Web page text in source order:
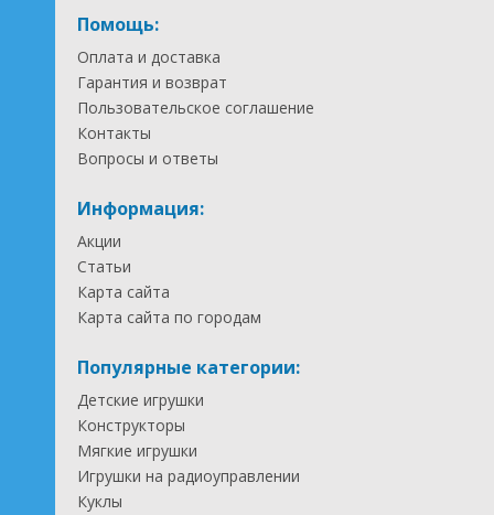
Помощь:
Оплата и доставка
Гарантия и возврат
Пользовательское соглашение
Контакты
Вопросы и ответы
Информация:
Акции
Статьи
Карта сайта
Карта сайта по городам
Популярные категории:
Детские игрушки
Конструкторы
Мягкие игрушки
Игрушки на радиоуправлении
Куклы